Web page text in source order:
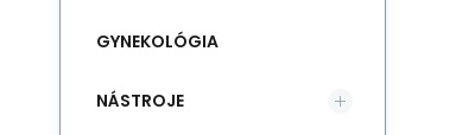
GYNEKOLÓGIA
NÁSTROJE